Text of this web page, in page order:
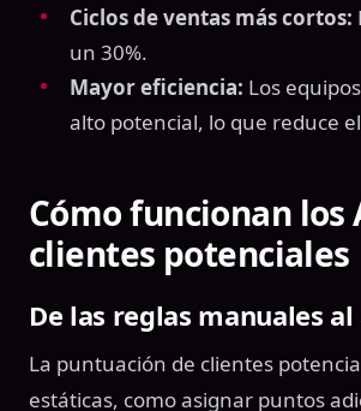
Ciclos de ventas más cortos:
un 30%.
Mayor eficiencia: Los
alto potencial, lo que reduce
Cómo funcionan
clientes potenciales
De las reglas manuales
La puntuación de clientes
estáticas, como asignar puntos